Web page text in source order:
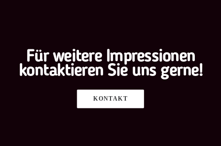
Für weitere Impressionen
kontaktieren Sie uns gerne!
KONTAKT